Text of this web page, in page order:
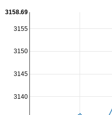
3140
3145
3150
3155
3158.69